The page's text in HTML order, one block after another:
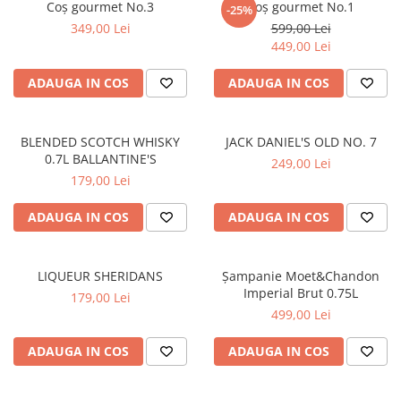
BUCHETE IRISI
BUCHETE LISIANTHUS
BUCHETE MARI
BUCHETE MIXTE
BUCHETE PENTRU BĂRBAȚI
BUCHETE TRANDAFIRI
DE TRANDAFIRI ALBI
DE TRANDAFIRI GALBENI
DE TRANDAFIRI MULTICOLORI
COȘURI SF. VALENTIN
Coș gourmet No.3
349,00 Lei
ADAUGA IN COS
-25%Coș gourmet No.1
599,00 Lei
449,00 Lei
ADAUGA IN COS
BLENDED SCOTCH WHISKY
0.7L BALLANTINE'S
179,00 Lei
ADAUGA IN COS
JACK DANIEL'S OLD NO. 7
249,00 Lei
ADAUGA IN COS
LIQUEUR SHERIDANS
179,00 Lei
ADAUGA IN COS
Șampanie Moet&Chandon
Imperial Brut 0.75L
499,00 Lei
ADAUGA IN COS